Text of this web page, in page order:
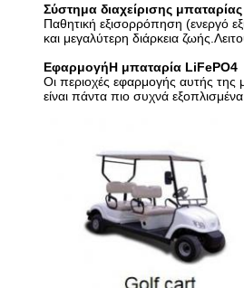
Σύστημα διαχείρισης
Παθητική εξισορρόπηση (ενεργό
και μεγαλύτερη διάρκεια
ΕφαρμογήΗ μπαταρία LiFePO4
Οι περιοχές εφαρμογής αυτής της
είναι πάντα πιο συχνά